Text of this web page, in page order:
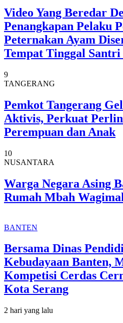
Video Yang Beredar
Penangkapan Pelaku
Peternakan Ayam
Tempat Tinggal
9
TANGERANG
Pemkot Tangerang
Aktivis, Perkuat
Perempuan dan Anak
10
NUSANTARA
Warga Negara Asing
Rumah Mbah
BANTEN
Bersama Dinas
Kebudayaan Banten,
Kompetisi Cerdas
Kota Serang
2 hari yang lalu